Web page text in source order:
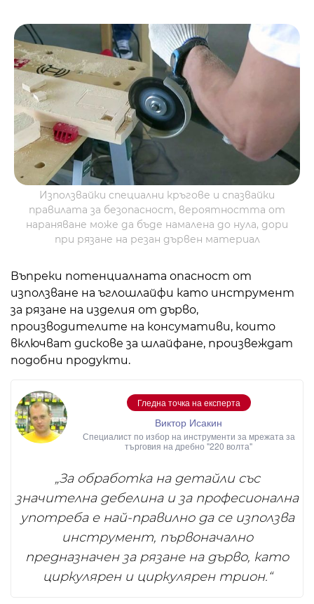
Използвайки специални кръгове и спазвайки
правилата за безопасност, вероятността от
нараняване може да бъде намалена до нула, дори
при рязане на резан дървен материал
Въпреки потенциалната опасност от
използване на ъглошлайфи като инструмент
за рязане на изделия от дърво,
производителите на консумативи, които
включват дискове за шлайфане, произвеждат
подобни продукти.
Гледна точка на експерта
Виктор Исакин
Специалист по избор на инструменти за мрежата за
търговия на дребно "220 волта"
„За обработка на детайли със
значителна дебелина и за професионална
употреба е най-правилно да се използва
инструмент, първоначално
предназначен за рязане на дърво, като
циркулярен и циркулярен трион.“